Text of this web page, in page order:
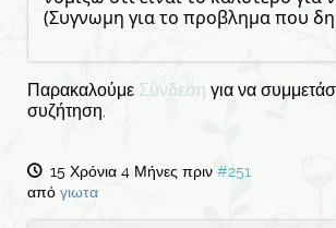
(Συγνωμη για το προβλημα που
Παρακαλούμε Σύνδεση για να
συζήτηση.
15 Χρόνια 4 Μήνες πριν #251
από γιωτα